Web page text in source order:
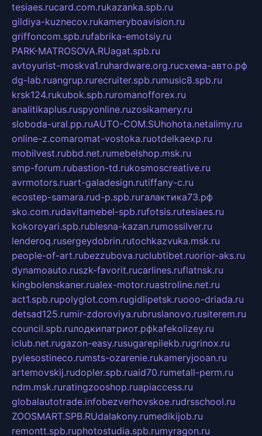
tesiaes.rucard.com.rukazanka.spb.ru
gildiya-kuznecov.rukameryboavision.ru
griffoncom.spb.rufabrika-emotsiy.ru
PARK-MATROSOVA.RUagat.spb.ru
avtoyurist-moskva1.ruhardware.org.ruсхема-авто.рф
dg-lab.ruangrup.rurecruiter.spb.rumusic8.spb.ru
krsk124.rukubok.spb.ruromanofforex.ru
analitikaplus.ruspyonline.ruzosikamery.ru
sloboda-ural.pp.ruAUTO-COM.SUhohota.netalimy.ru
online-z.comaromat-vostoka.ruotdelkaexp.ru
mobilvest.rubbd.net.rumebelshop.msk.ru
smp-forum.rubastion-td.rukosmoscreative.ru
avrmotors.ruart-galadesign.rutiffany-c.ru
ecostep-samara.rud-p.spb.ruгалактика73.рф
sko.com.rudavitamebel-spb.rufotsis.rutesiaes.ru
kokoroyari.spb.rublesna-kazan.rumossilver.ru
lenderoq.rusergeydobrin.rutochkazvuka.msk.ru
people-of-art.rubezzubova.ruclubtibet.ruorior-aks.ru
dynamoauto.ruszk-favorit.rucarlines.ruflatnsk.ru
kingbolenskaner.rualex-motor.ruastroline.net.ru
act1.spb.rupolyglot.com.rugidlipetsk.ruooo-driada.ru
detsad125.rumir-zdoroviya.rubruslanovo.rusiterem.ru
council.spb.ruлодкипатриот.рфkafekolizey.ru
iclub.net.rugazon-easy.rusugarepilekb.rugrinox.ru
pylesostineco.rumsts-ozarenie.rukameryjooan.ru
artemovskij.rudopler.spb.ruaid70.rumetall-perm.ru
ndm.msk.ruratingzooshop.ruapiaccess.ru
globalautotrade.infobezverhovskoe.rudrsschool.ru
ZOOSMART.SPB.RUdalakony.rumedikijob.ru
remontt.spb.ruphotostudia.spb.rumyragon.ru